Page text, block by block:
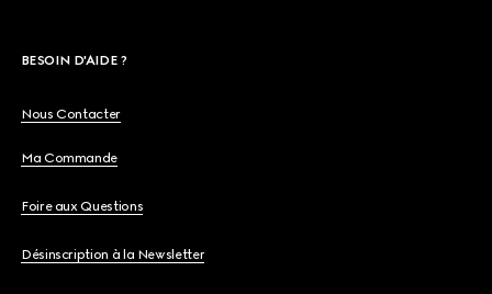
BESOIN D'AIDE ?
Nous Contacter
Ma Commande
Foire aux Questions
Désinscription à la Newsletter